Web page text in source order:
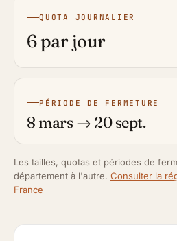
QUOTA JOURNALIER
6 par jour
PÉRIODE DE FERMETURE
8 mars → 20 sept.
Les tailles, quotas et périodes de
département à l'autre. Consulter la
France